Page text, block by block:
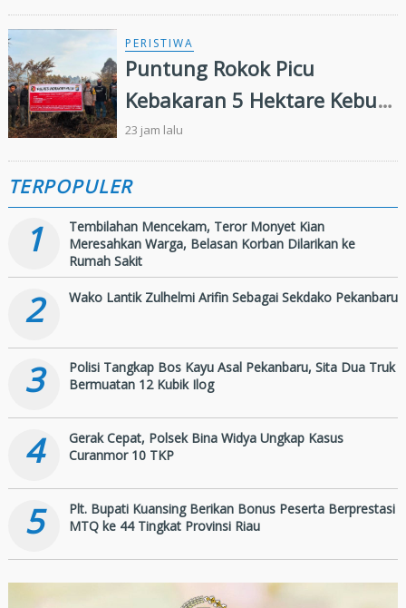
PERISTIWA
Puntung Rokok Picu
Kebakaran 5 Hektare Kebun
Sawit
23 jam lalu
TERPOPULER
1
Tembilahan Mencekam, Teror Monyet Kian
Meresahkan Warga, Belasan Korban Dilarikan ke
Rumah Sakit
2 Wako Lantik Zulhelmi Arifin Sebagai Sekdako Pekanbaru
3
Polisi Tangkap Bos Kayu Asal Pekanbaru, Sita Dua Truk
Bermuatan 12 Kubik Ilog
4
Gerak Cepat, Polsek Bina Widya Ungkap Kasus
Curanmor 10 TKP
5
Plt. Bupati Kuansing Berikan Bonus Peserta Berprestasi
MTQ ke 44 Tingkat Provinsi Riau